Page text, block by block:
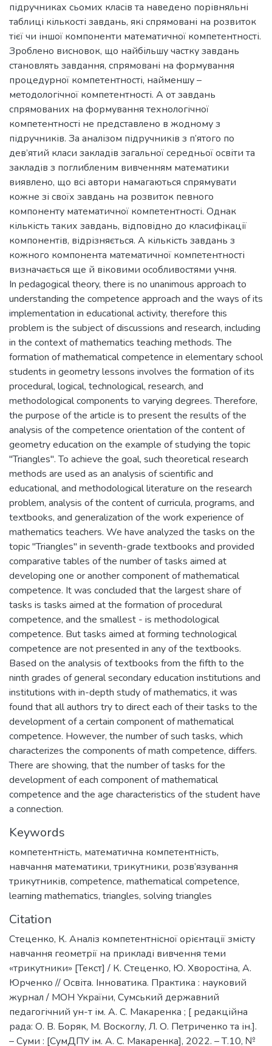
підручниках сьомих класів та наведено порівняльні
таблиці кількості завдань, які спрямовані на розвиток
тієї чи іншої компоненти математичної компетентності.
Зроблено висновок, що найбільшу частку завдань
становлять завдання, спрямовані на формування
процедурної компетентності, найменшу –
методологічної компетентності. А от завдань
спрямованих на формування технологічної
компетентності не представлено в жодному з
підручників. За аналізом підручників з п’ятого по
дев’ятий класи закладів загальної середньої освіти та
закладів з поглибленим вивченням математики
виявлено, що всі автори намагаються спрямувати
кожне зі своїх завдань на розвиток певного
компоненту математичної компетентності. Однак
кількість таких завдань, відповідно до класифікації
компонентів, відрізняється. А кількість завдань з
кожного компонента математичної компетентності
визначається ще й віковими особливостями учня.
In pedagogical theory, there is no unanimous approach to
understanding the competence approach and the ways of its
implementation in educational activity, therefore this
problem is the subject of discussions and research, including
in the context of mathematics teaching methods. The
formation of mathematical competence in elementary school
students in geometry lessons involves the formation of its
procedural, logical, technological, research, and
methodological components to varying degrees. Therefore,
the purpose of the article is to present the results of the
analysis of the competence orientation of the content of
geometry education on the example of studying the topic
"Triangles". To achieve the goal, such theoretical research
methods are used as an analysis of scientific and
educational, and methodological literature on the research
problem, analysis of the content of curricula, programs, and
textbooks, and generalization of the work experience of
mathematics teachers. We have analyzed the tasks on the
topic "Triangles" in seventh-grade textbooks and provided
comparative tables of the number of tasks aimed at
developing one or another component of mathematical
competence. It was concluded that the largest share of
tasks is tasks aimed at the formation of procedural
competence, and the smallest - is methodological
competence. But tasks aimed at forming technological
competence are not presented in any of the textbooks.
Based on the analysis of textbooks from the fifth to the
ninth grades of general secondary education institutions and
institutions with in-depth study of mathematics, it was
found that all authors try to direct each of their tasks to the
development of a certain component of mathematical
competence. However, the number of such tasks, which
characterizes the components of math competence, differs.
There are showing, that the number of tasks for the
development of each component of mathematical
competence and the age characteristics of the student have
a connection.
Keywords
компетентність, математична компетентність,
навчання математики, трикутники, розв’язування
трикутників, competence, mathematical competence,
learning mathematics, triangles, solving triangles
Citation
Стеценко, К. Аналіз компетентнісної орієнтації змісту
навчання геометрії на прикладі вивчення теми
«трикутники» [Текст] / К. Стеценко, Ю. Хворостіна, А.
Юрченко // Освіта. Інноватика. Практика : науковий
журнал / МОН України, Сумський державний
педагогічний ун-т ім. А. С. Макаренка ; [ редакційна
рада: О. В. Боряк, М. Воскоглу, Л. О. Петриченко та ін.].
– Суми : [СумДПУ ім. А. С. Макаренка], 2022. – Т.10, №